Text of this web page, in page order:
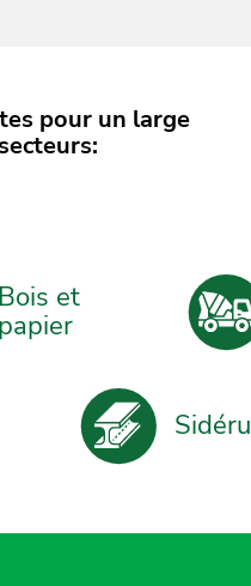
pour un large
Bois et
papier